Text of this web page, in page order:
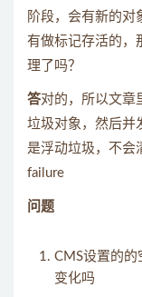
阶段，会有新的对
有做标记存活的，
理了吗？
答对的，所以文章
垃圾对象，然后并
是浮动垃圾，不会
failure
问题
CMS设置的
变化吗